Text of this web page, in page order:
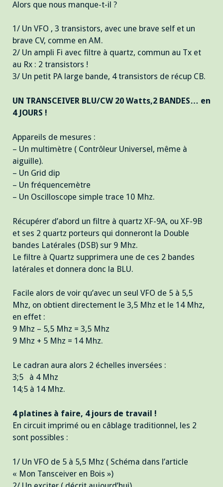
Alors que nous manque-t-il ?
1/ Un VFO , 3 transistors, avec une brave self et un
brave CV, comme en AM.
2/ Un ampli Fi avec filtre à quartz, commun au Tx et
au Rx : 2 transistors !
3/ Un petit PA large bande, 4 transistors de récup CB.
UN TRANSCEIVER BLU/CW 20 Watts,2 BANDES… en
4 JOURS !
Appareils de mesures :
– Un multimètre ( Contrôleur Universel, même à
aiguille).
– Un Grid dip
– Un fréquencemètre
– Un Oscilloscope simple trace 10 Mhz.
Récupérer d’abord un filtre à quartz XF-9A, ou XF-9B
et ses 2 quartz porteurs qui donneront la Double
bandes Latérales (DSB) sur 9 Mhz.
Le filtre à Quartz supprimera une de ces 2 bandes
latérales et donnera donc la BLU.
Facile alors de voir qu’avec un seul VFO de 5 à 5,5
Mhz, on obtient directement le 3,5 Mhz et le 14 Mhz,
en effet :
9 Mhz – 5,5 Mhz = 3,5 Mhz
9 Mhz + 5 Mhz = 14 Mhz.
Le cadran aura alors 2 échelles inversées :
3;5 à 4 Mhz
14;5 à 14 Mhz.
4 platines à faire, 4 jours de travail !
En circuit imprimé ou en câblage traditionnel, les 2
sont possibles :
1/ Un VFO de 5 à 5,5 Mhz ( Schéma dans l’article
« Mon Tansceiver en Bois »)